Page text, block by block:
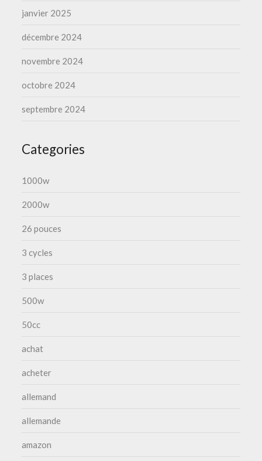
janvier 2025
décembre 2024
novembre 2024
octobre 2024
septembre 2024
Categories
1000w
2000w
26 pouces
3 cycles
3 places
500w
50cc
achat
acheter
allemand
allemande
amazon